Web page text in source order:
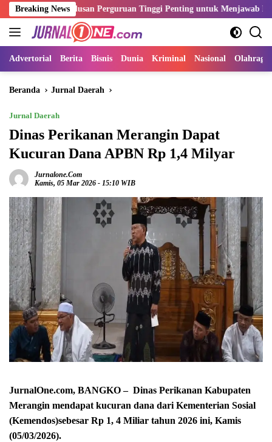
Langsung
ke
konten
Breaking News
Lulusan Perguruan Tinggi Penting untuk Menjawab Kebutuhan
Advertorial Berita Bisnis Dunia Kriminal Nasional Olahraga
Beranda Jurnal Daerah
Jurnal Daerah
Dinas Perikanan Merangin Dapat
Kucuran Dana APBN Rp 1,4 Milyar
Jurnalone.com
Kamis, 05 Mar 2026 - 15:10 WIB
JurnalOne.com, BANGKO – Dinas Perikanan Kabupaten
Merangin mendapat kucuran dana dari Kementerian Sosial
(Kemendos)sebesar Rp 1, 4 Miliar tahun 2026 ini, Kamis
(05/03/2026).